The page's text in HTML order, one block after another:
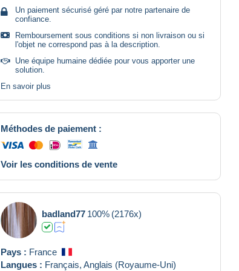
Un paiement sécurisé géré par notre partenaire de
confiance.
Remboursement sous conditions si non livraison ou si
l'objet ne correspond pas à la description.
Une équipe humaine dédiée pour vous apporter une
solution.
En savoir plus
Méthodes de paiement :
Voir les conditions de vente
badland77 100% (2176x)
Pays : France
Langues : Français, Anglais (Royaume-Uni)